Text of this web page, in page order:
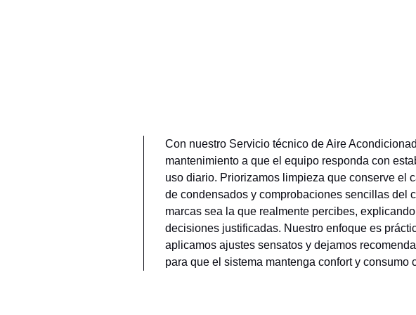
Con nuestro Servicio técnico de Aire
mantenimiento a que el equipo responda con
uso diario. Priorizamos limpieza que conserve el
de condensados y comprobaciones sencillas del
marcas sea la que realmente percibes,
decisiones justificadas. Nuestro enfoque es
aplicamos ajustes sensatos y dejamos
para que el sistema mantenga confort y consumo